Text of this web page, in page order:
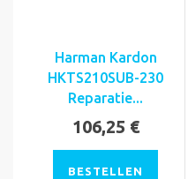
Harman Kardon
HKTS210SUB-230
Reparatie...
106,25 €
BESTELLEN